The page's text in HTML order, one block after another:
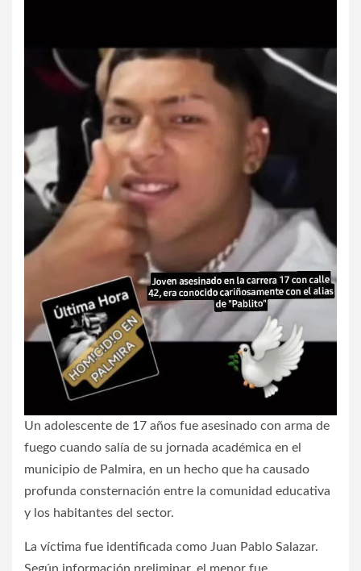
Un adolescente de 17 años fue asesinado con arma de
fuego cuando salía de su jornada académica en el
municipio de Palmira, en un hecho que ha causado
profunda consternación entre la comunidad educativa
y los habitantes del sector.
La víctima fue identificada como Juan Pablo Salazar.
Según información preliminar, el menor fue